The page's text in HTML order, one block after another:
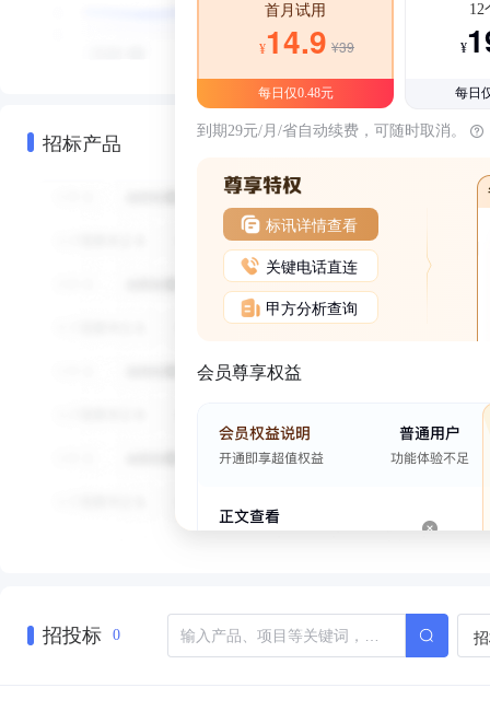
招标产品
首月试用
¥14.9 ¥39
每日仅0.48元
12
¥
每日
到期29元/月/省自动续费，可随时取消。
标讯详情查看
关键电话直连
甲方分析查询
会员尊享权益
招投标 0